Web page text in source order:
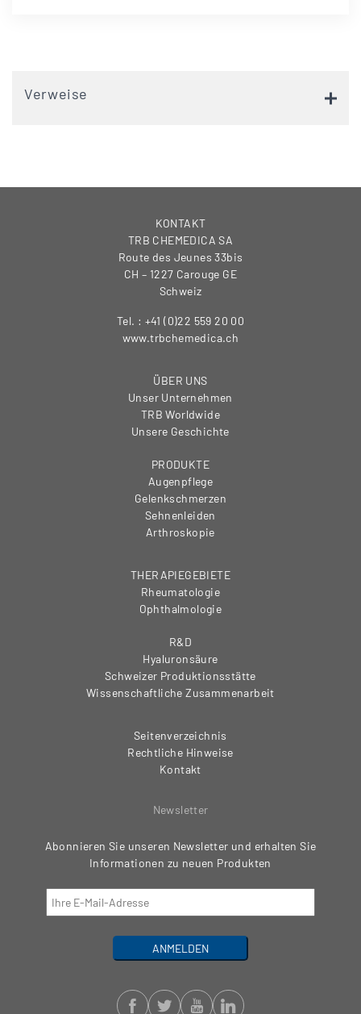
Verweise
KONTAKT
TRB CHEMEDICA SA
Route des Jeunes 33bis
CH – 1227 Carouge GE
Schweiz
Tel. : +41 (0)22 559 20 00
www.trbchemedica.ch
ÜBER UNS
Unser Unternehmen
TRB Worldwide
Unsere Geschichte
PRODUKTE
Augenpflege
Gelenkschmerzen
Sehnenleiden
Arthroskopie
THERAPIEGEBIETE
Rheumatologie
Ophthalmologie
R&D
Hyaluronsäure
Schweizer Produktionsstätte
Wissenschaftliche Zusammenarbeit
Seitenverzeichnis
Rechtliche Hinweise
Kontakt
Newsletter
Abonnieren Sie unseren Newsletter und erhalten Sie
Informationen zu neuen Produkten